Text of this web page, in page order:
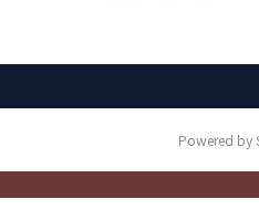
Powered by